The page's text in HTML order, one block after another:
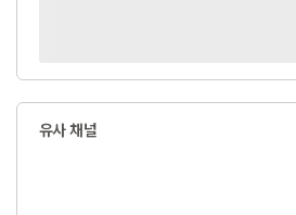
유사 채널